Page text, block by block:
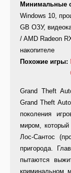
Минимальные
Windows 10,
GB ОЗУ,
/ AMD Radeon
накопителе
Похожие игры:
Grand Theft
Grand Theft
поколения
миром, который
Лос-Сантос
пригорода.
пытаются
криминальном